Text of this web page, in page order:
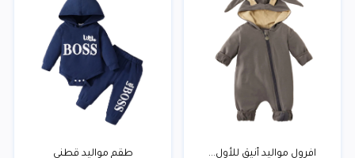
افرول مواليد أنيق للأول... طقم مواليد قطني